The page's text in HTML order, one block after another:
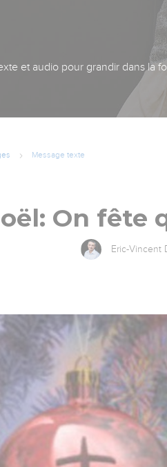
et audio pour grandir dans la
Message texte
On fête
Eric-Vincent